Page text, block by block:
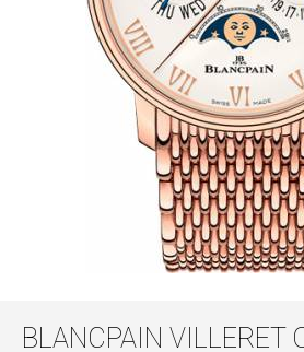
BLANCPAIN VILLERET